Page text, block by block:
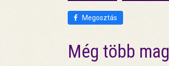
Megosztás
Még több